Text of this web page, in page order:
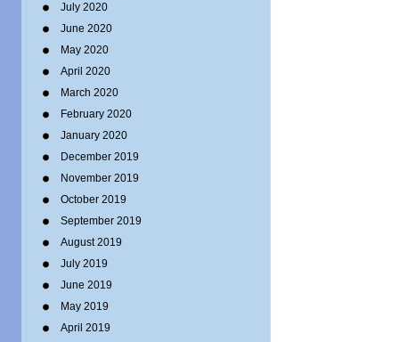
July 2020
June 2020
May 2020
April 2020
March 2020
February 2020
January 2020
December 2019
November 2019
October 2019
September 2019
August 2019
July 2019
June 2019
May 2019
April 2019